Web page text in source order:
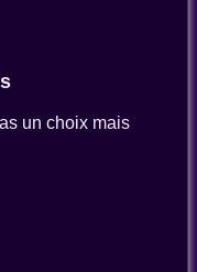
un choix mais